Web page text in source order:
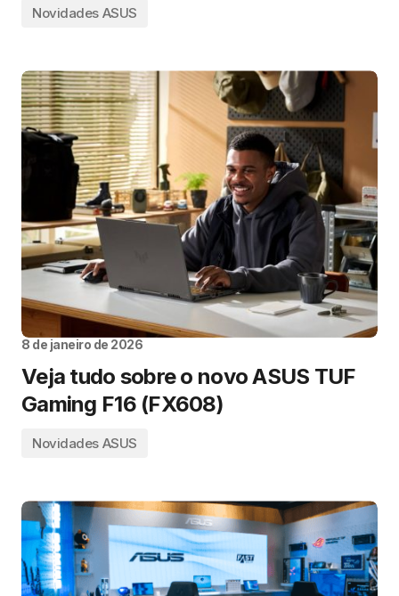
Novidades ASUS
8 de janeiro de 2026
Veja tudo sobre o novo ASUS TUF
Gaming F16 (FX608)
Novidades ASUS